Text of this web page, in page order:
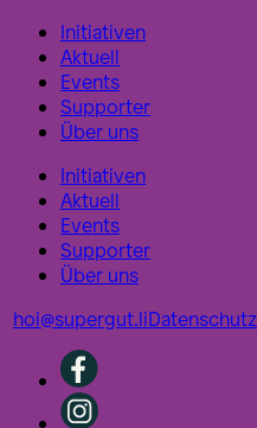
Initiativen
Aktuell
Events
Supporter
Über uns
Initiativen
Aktuell
Events
Supporter
Über uns
hoi@supergut.liDatenschutz